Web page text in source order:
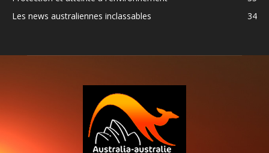
Les news australiennes inclassables
34